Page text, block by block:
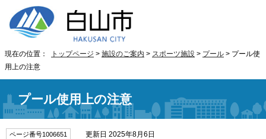
現在の位置： トップページ > 施設のご案内 > スポーツ施設 > プール > プール使
用上の注意
プール使用上の注意
ページ番号1006651 更新日 2025年8月6日